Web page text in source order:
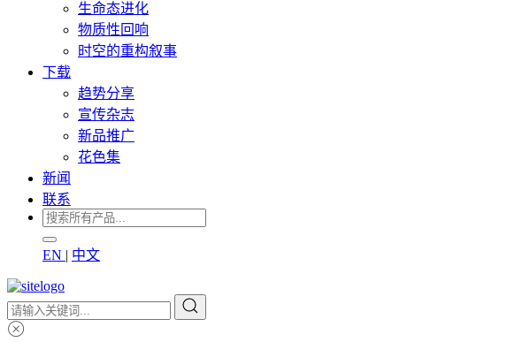
生命态进化
物质性回响
时空的重构叙事
下载
趋势分享
宣传杂志
新品推广
花色集
新闻
联系
EN | 中文